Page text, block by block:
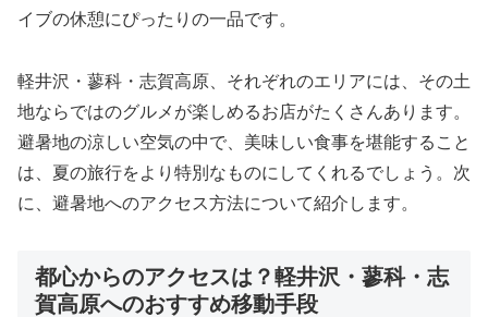
イブの休憩にぴったりの一品です。
軽井沢・蓼科・志賀高原、それぞれのエリアには、その土
地ならではのグルメが楽しめるお店がたくさんあります。
避暑地の涼しい空気の中で、美味しい食事を堪能すること
は、夏の旅行をより特別なものにしてくれるでしょう。次
に、避暑地へのアクセス方法について紹介します。
都心からのアクセスは？軽井沢・蓼科・志
賀高原へのおすすめ移動手段